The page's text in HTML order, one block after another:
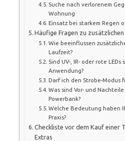
Suche nach verlorenem
Wohnung
Einsatz bei starkem Regen
Häufige Fragen zu
Wie beeinflussen
Laufzeit?
Sind UV-, IR- oder rote LEDs
Anwendung?
Darf ich den Strobe-Modus
Was sind Vor- und
Powerbank?
Welche Bedeutung haben
Praxis?
Checkliste vor dem Kauf einer
Extras